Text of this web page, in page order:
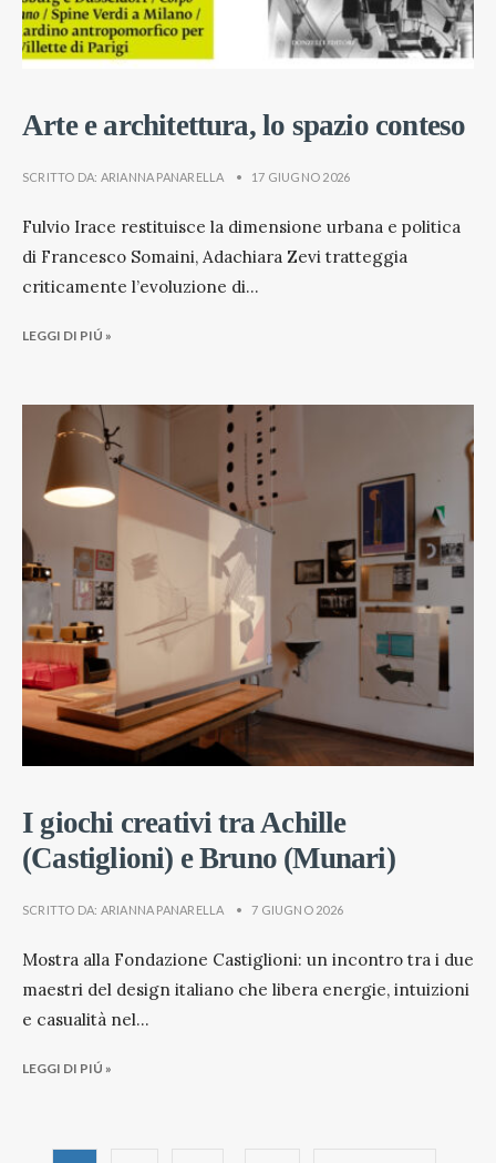
Arte e architettura, lo spazio conteso
SCRITTO DA: ARIANNA PANARELLA • 17 GIUGNO 2026
Fulvio Irace restituisce la dimensione urbana e politica
di Francesco Somaini, Adachiara Zevi tratteggia
criticamente l’evoluzione di...
LEGGI DI PIÚ »
I giochi creativi tra Achille
(Castiglioni) e Bruno (Munari)
SCRITTO DA: ARIANNA PANARELLA • 7 GIUGNO 2026
Mostra alla Fondazione Castiglioni: un incontro tra i due
maestri del design italiano che libera energie, intuizioni
e casualità nel...
LEGGI DI PIÚ »
Paginazione